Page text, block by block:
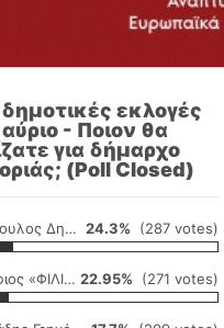
δημοτικές εκλογές
- Ποιον θα
για δήμαρχο
(Poll Closed)
Σαββόπουλος Δημήτρης 24.3% (287 votes)
Υποψήφιος «ΦΙΛΙΚΗ ΕΤΑΙΡΕΙΑ» 22.95% (271 votes)